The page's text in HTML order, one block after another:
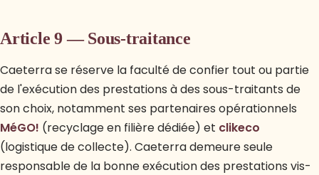
Article 9 — Sous-traitance
Caeterra se réserve la faculté de confier tout ou partie
de l'exécution des prestations à des sous-traitants de
son choix, notamment ses partenaires opérationnels
MéGO! (recyclage en filière dédiée) et clikeco
(logistique de collecte). Caeterra demeure seule
responsable de la bonne exécution des prestations vis-